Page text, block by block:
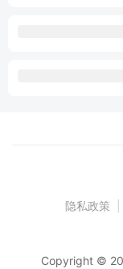
隐私政策
Copyright ©